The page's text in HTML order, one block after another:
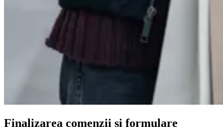
Finalizarea comenzii și formulare